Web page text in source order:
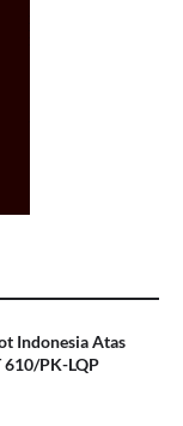
Indonesia Atas
610/PK-LQP